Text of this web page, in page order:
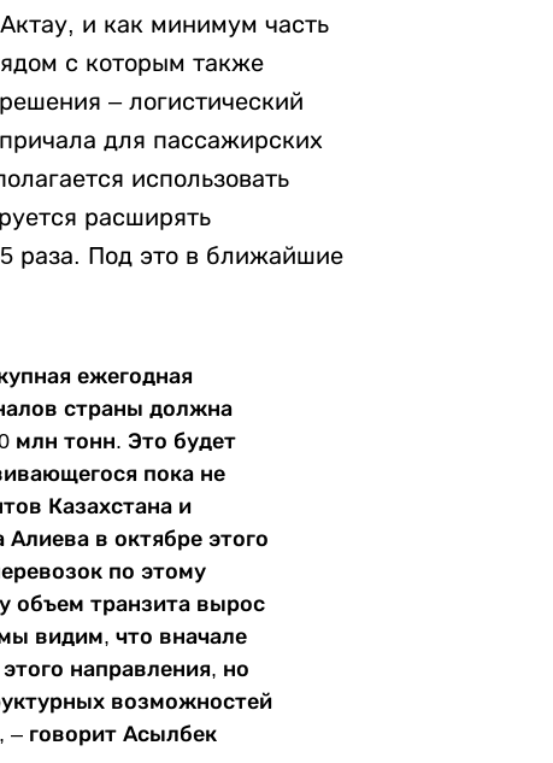
и как минимум часть
с которым также
– логистический
для пассажирских
использовать
расширять
раза. Под это в ближайшие
ежегодная
страны должна
млн тонн. Это будет
пока не
Казахстана и
в октябре этого
по этому
объем транзита вырос
видим, что вначале
направления, но
возможностей
– говорит Асылбек